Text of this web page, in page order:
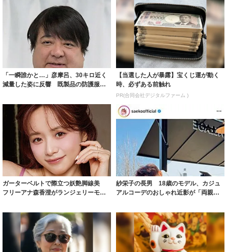
「一瞬誰かと…」彦摩呂、30キロ近く
減量した姿に反響 既製品の防護服が
【当選した人が暴露】宝くじ運が動く
時、必ずある前触れ
PR(合同会社デジタルファーム )
ガーターベルトで際立つ妖艶脚線美
フリーアナ森香澄がランジェリーモデ
紗栄子の長男 18歳のモデル、カジュ
アルコーデのおしゃれ近影が「両親の